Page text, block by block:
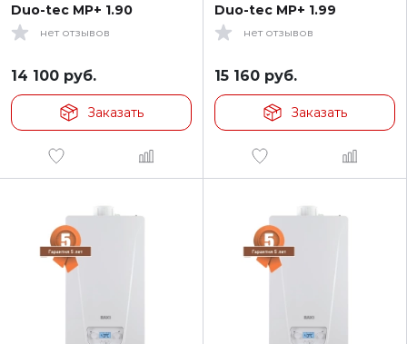
Duo-tec MP+ 1.90
нет отзывов
14 100 руб.
Заказать
Duo-tec MP+ 1.99
нет отзывов
15 160 руб.
Заказать